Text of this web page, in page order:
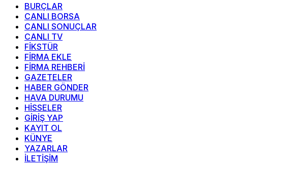
BURÇLAR
CANLI BORSA
CANLI SONUÇLAR
CANLI TV
FİKSTÜR
FİRMA EKLE
FİRMA REHBERİ
GAZETELER
HABER GÖNDER
HAVA DURUMU
HİSSELER
GİRİŞ YAP
KAYIT OL
KÜNYE
YAZARLAR
İLETİŞİM